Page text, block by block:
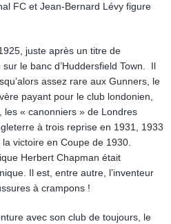
FC et Jean-Bernard Lévy figure
juste après un titre de
le banc d’Huddersfield Town. Il
assez rare aux Gunners, le
payant pour le club londonien,
les « canonniers » de Londres
à trois reprise en 1931, 1933
victoire en Coupe de 1930.
Herbert Chapman était
Il est, entre autre, l’inventeur
à crampons !
avec son club de toujours, le